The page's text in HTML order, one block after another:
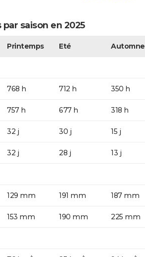
saison en 2025
Printemps Eté Automne
768 h 712 h 350 h
757 h 677 h 318 h
32 j 30 j 15 j
32 j 28 j 13 j
129 mm 191 mm 187 mm
153 mm 190 mm 225 mm